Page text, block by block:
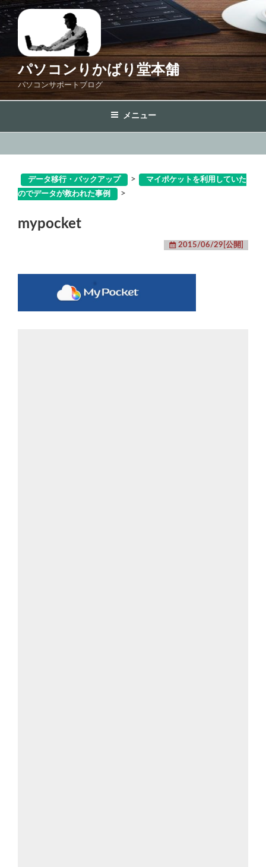
コ
ン
テ
ス
プ
パソコンりかばり堂本舗
パソコンサポートブログ
メニュー
データ移行・バックアップ >
マイポケットを利用していた
のでデータが救われた事例
>
mypocket
2015/06/29[公開]